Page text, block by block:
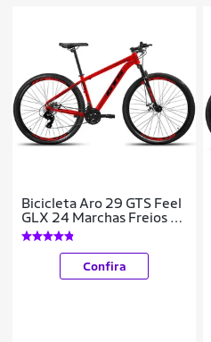
Bicicleta Aro 29 GTS Feel
GLX 24 Marchas Freios A
Disco
Confira